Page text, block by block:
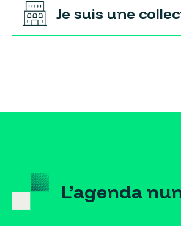
Je suis une
L’agenda